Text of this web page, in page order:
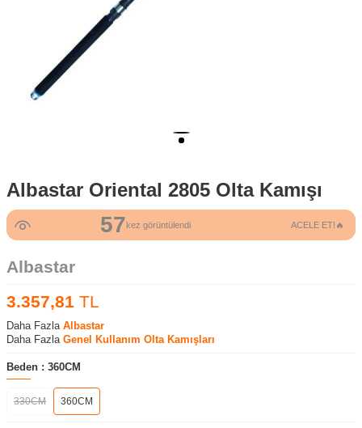
Albastar Oriental 2805 Olta Kamışı
57kez görüntülendi ACELE ET!🔥
Albastar
3.357,81 TL
Daha Fazla Albastar
Daha Fazla Genel Kullanım Olta Kamışları
Beden : 360CM
330CM 360CM